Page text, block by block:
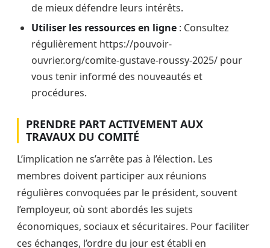
de mieux défendre leurs intérêts.
Utiliser les ressources en ligne : Consultez
régulièrement https://pouvoir-
ouvrier.org/comite-gustave-roussy-2025/ pour
vous tenir informé des nouveautés et
procédures.
PRENDRE PART ACTIVEMENT AUX
TRAVAUX DU COMITÉ
L’implication ne s’arrête pas à l’élection. Les
membres doivent participer aux réunions
régulières convoquées par le président, souvent
l’employeur, où sont abordés les sujets
économiques, sociaux et sécuritaires. Pour faciliter
ces échanges, l’ordre du jour est établi en